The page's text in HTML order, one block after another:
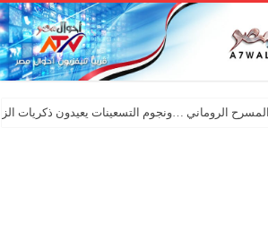
الروماني …ونجوم التسعينات يعيدون ذكريات